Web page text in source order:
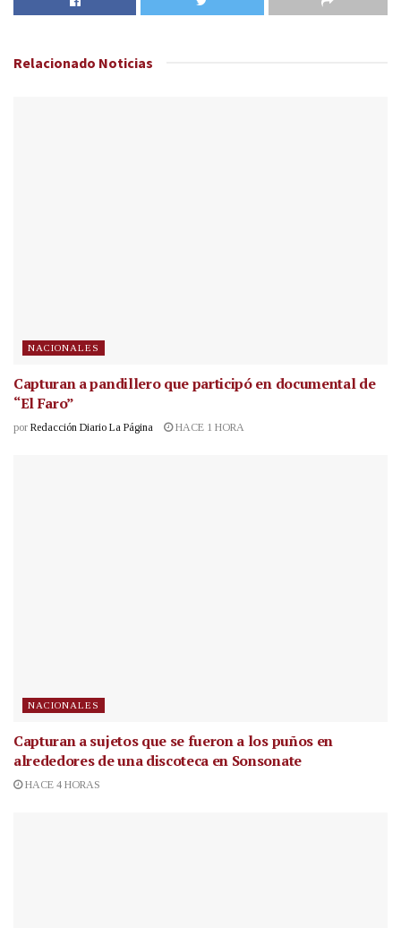
Relacionado Noticias
NACIONALES
Capturan a pandillero que participó en documental de
“El Faro”
por Redacción Diario La Página HACE 1 HORA
NACIONALES
Capturan a sujetos que se fueron a los puños en
alrededores de una discoteca en Sonsonate
HACE 4 HORAS